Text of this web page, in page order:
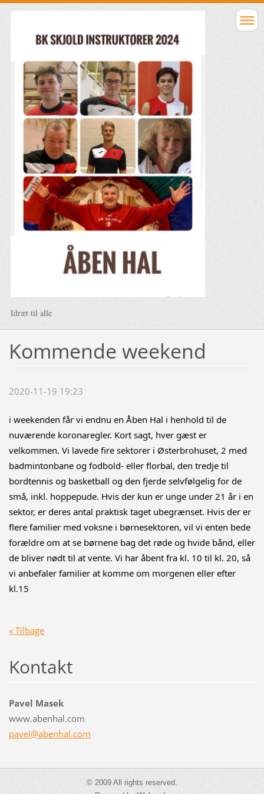
Idræt til alle
Kommende weekend
2020-11-19 19:23
i weekenden får vi endnu en Åben Hal i henhold til de
nuværende koronaregler. Kort sagt, hver gæst er
velkommen. Vi lavede fire sektorer i Østerbrohuset, 2 med
badmintonbane og fodbold- eller florbal, den tredje til
bordtennis og basketball og den fjerde selvfølgelig for de
små, inkl. hoppepude. Hvis der kun er unge under 21 år i en
sektor, er deres antal praktisk taget ubegrænset. Hvis der er
flere familier med voksne i børnesektoren, vil vi enten bede
forældre om at se børnene bag det røde og hvide bånd, eller
de bliver nødt til at vente. Vi har åbent fra kl. 10 til kl. 20, så
vi anbefaler familier at komme om morgenen eller efter
kl.15
« Tilbage
Kontakt
Pavel Masek
www.abenhal.com
pavel@abenhal.com
© 2009 All rights reserved.